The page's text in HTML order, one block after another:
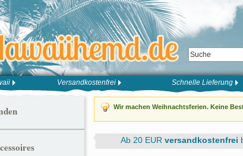
Versandkostenfrei Schnelle Lieferung
Wir machen Weihnachtsferien. Keine
Ab 20 EUR versandkostenfrei